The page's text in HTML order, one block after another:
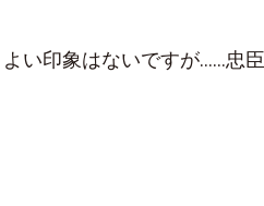
い印象はないですが……忠